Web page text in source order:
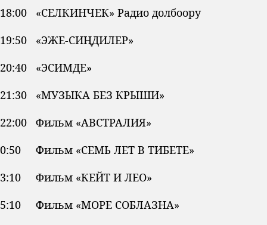
18:00 «СЕЛКИНЧЕК» Радио долбоору
19:50 «ЭЖЕ-СИҢДИЛЕР»
20:40 «ЭСИМДЕ»
21:30 «МУЗЫКА БЕЗ КРЫШИ»
22:00 Фильм «АВСТРАЛИЯ»
0:50 Фильм «СЕМЬ ЛЕТ В ТИБЕТЕ»
3:10 Фильм «КЕЙТ И ЛЕО»
5:10 Фильм «МОРЕ СОБЛАЗНА»